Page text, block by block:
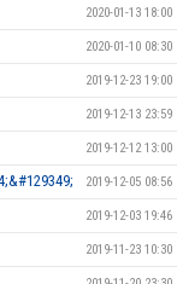
2020-01-13 18:00
2020-01-10 08:30
2019-12-23 19:00
2019-12-13 23:59
2019-12-12 13:00
2019-12-05 08:56
2019-12-03 19:46
2019-11-23 10:30